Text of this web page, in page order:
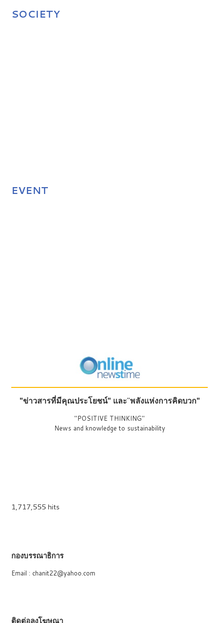
SOCIETY
EVENT
"ข่าวสารที่มีคุณประโยชน์" และ"พลังแห่งการคิดบวก"
"POSITIVE THINKING"
News and knowledge to sustainability
1,717,555 hits
กองบรรณาธิการ
Email : chanit22@yahoo.com
ติดต่อลงโฆษณา